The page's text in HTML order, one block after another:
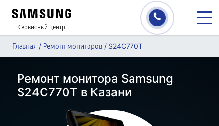
Сервисный центр
Главная / Ремонт мониторов / S24C770T
Ремонт монитора Samsung
S24C770T в Казани